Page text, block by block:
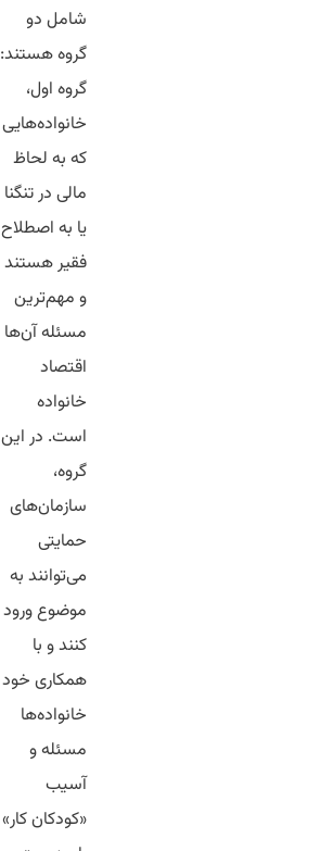
شامل دو
گروه هستند:
گروه اول،
خانواده‌هایی
که به لحاظ
مالی در تنگنا
یا به ‌اصطلاح
فقیر هستند
و مهم‌ترین
مسئله آن‌ها
اقتصاد
خانواده
است. در این
گروه،
سازمان‌های
حمایتی
می‌توانند به
موضوع ورود
کنند و با
همکاری خود
خانواده‌ها
مسئله و
آسیب
«کودکان کار»